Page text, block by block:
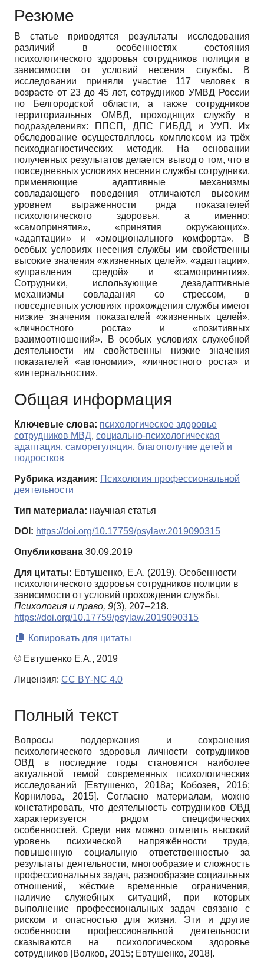
Резюме
В статье приводятся результаты исследования
различий в особенностях состояния
психологического здоровья сотрудников полиции в
зависимости от условий несения службы. В
исследовании приняли участие 117 человек в
возрасте от 23 до 45 лет, сотрудников УМВД России
по Белгородской области, а также сотрудников
территориальных ОМВД, проходящих службу в
подразделениях: ППСП, ДПС ГИБДД и УУП. Их
обследование осуществлялось комплексом из трёх
психодиагностических методик. На основании
полученных результатов делается вывод о том, что в
повседневных условиях несения службы сотрудники,
применяющие адаптивные механизмы
совладающего поведения отличаются высоким
уровнем выраженности ряда показателей
психологического здоровья, а именно:
«самопринятия», «принятия окружающих»,
«адаптации» и «эмоционального комфорта». В
особых условиях несения службы им свойственны
высокие значения «жизненных целей», «адаптации»,
«управления средой» и «самопринятия».
Сотрудники, использующие дезадаптивные
механизмы совладания со стрессом, в
повседневных условиях прохождения службы имеют
низкие значения показателей «жизненных целей»,
«личностного роста» и «позитивных
взаимоотношений». В особых условиях служебной
деятельности им свойственны низкие значения
показателей «автономии», «личностного роста» и
«интернальности».
Общая информация
Ключевые слова: психологическое здоровье
сотрудников МВД, социально-психологическая
адаптация, саморегуляция, благополучие детей и
подростков
Рубрика издания: Психология профессиональной
деятельности
Тип материала: научная статья
DOI: https://doi.org/10.17759/psylaw.2019090315
Опубликована 30.09.2019
Для цитаты: Евтушенко, Е.А. (2019). Особенности
психологического здоровья сотрудников полиции в
зависимости от условий прохождения службы.
Психология и право, 9(3), 207–218.
https://doi.org/10.17759/psylaw.2019090315
Копировать для цитаты
© Евтушенко Е.А., 2019
Лицензия: CC BY-NC 4.0
Полный текст
Вопросы поддержания и сохранения
психологического здоровья личности сотрудников
ОВД в последние годы становятся наиболее
актуальной темой современных психологических
исследований
[Евтушенко, 2018а; Кобозев, 2016;
Корнилова, 2015]. Согласно материалам, можно
констатировать, что деятельность сотрудников ОВД
характеризуется рядом специфических
особенностей. Среди них можно отметить высокий
уровень психической напряжённости труда,
повышенную социальную ответственностью за
результаты деятельности, многообразие и сложность
профессиональных задач, разнообразие социальных
отношений, жёсткие временные ограничения,
наличие служебных ситуаций, при которых
выполнение профессиональных задач связано с
риском и опасностью для жизни. Эти и другие
особенности профессиональной деятельности
сказываются на психологическом здоровье
сотрудников [Волков, 2015; Евтушенко, 2018].